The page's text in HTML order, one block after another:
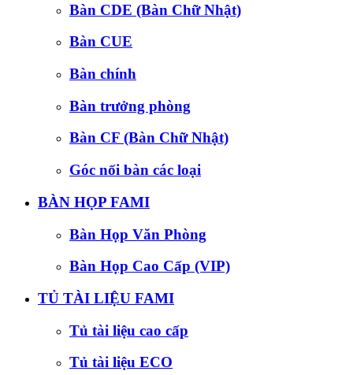
Bàn CDE (Bàn Chữ Nhật)
Bàn CUE
Bàn chính
Bàn trưởng phòng
Bàn CF (Bàn Chữ Nhật)
Góc nối bàn các loại
BÀN HỌP FAMI
Bàn Họp Văn Phòng
Bàn Họp Cao Cấp (VIP)
TỦ TÀI LIỆU FAMI
Tủ tài liệu cao cấp
Tủ tài liệu ECO